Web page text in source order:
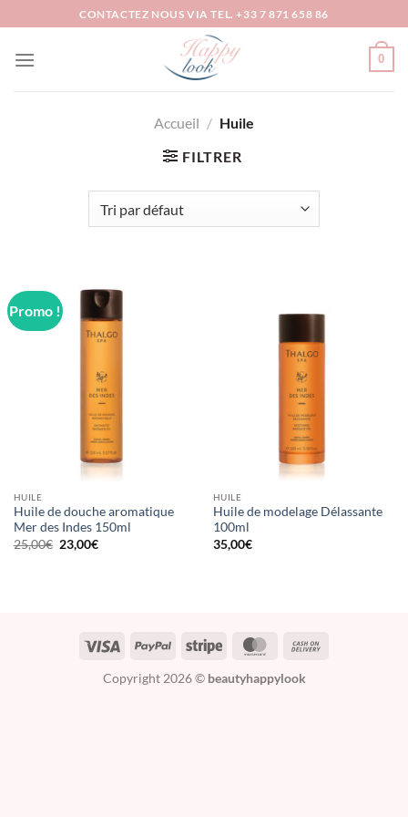
au
contenu
CONTACTEZ NOUS VIA TEL. +33 7 871 658 86
0
Accueil / Huile
FILTRER
Promo !
HUILE
Huile de douche aromatique
Mer des Indes 150ml
25,00€ Le
prix
23,00€Le
HUILE
Huile de modelage Délassante
100ml
35,00€
Copyright 2026 © beautyhappylook